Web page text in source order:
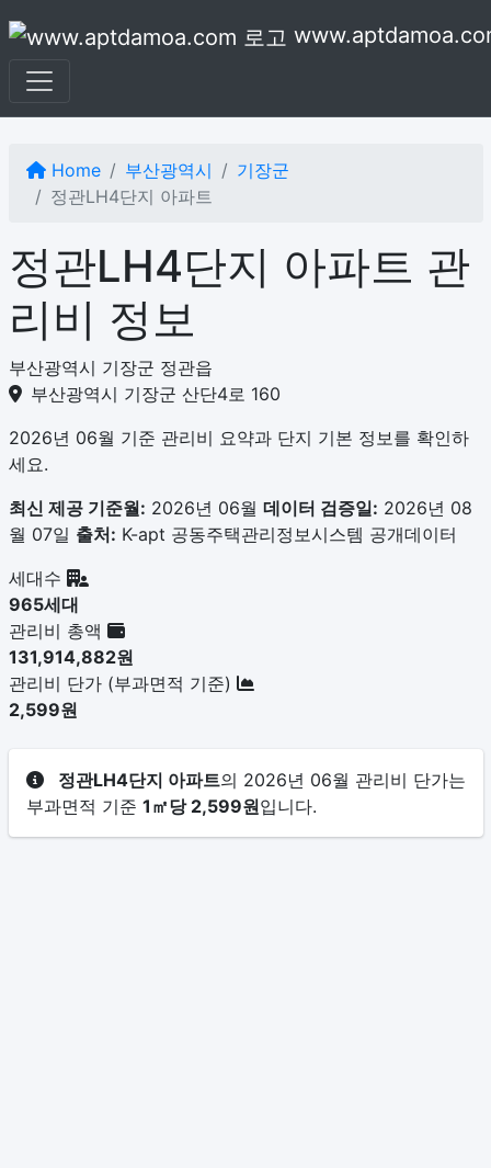
Home 부산광역시
기장군
정관LH4단지 아파트
정관LH4단지 아파트 관
리비 정보
부산광역시 기장군 정관읍
부산광역시 기장군 산단4로 160
2026년 06월 기준 관리비 요약과 단지 기본 정보를 확인하
세요.
최신 제공 기준월: 2026년 06월 데이터 검증일: 2026년 08
월 07일 출처: K-apt 공동주택관리정보시스템 공개데이터
세대수
965세대
관리비 총액
131,914,882원
관리비 단가 (부과면적 기준)
2,599원
정관LH4단지 아파트의 2026년 06월 관리비 단가는
부과면적 기준 1㎡당 2,599원입니다.